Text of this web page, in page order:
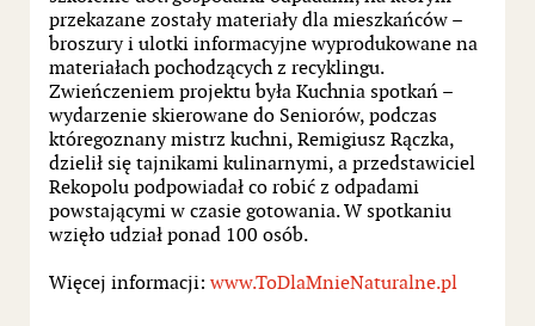
przekazane zostały materiały dla mieszkańców –
broszury i ulotki informacyjne wyprodukowane na
materiałach pochodzących z recyklingu.
Zwieńczeniem projektu była Kuchnia spotkań –
wydarzenie skierowane do Seniorów, podczas
któregoznany mistrz kuchni, Remigiusz Rączka,
dzielił się tajnikami kulinarnymi, a przedstawiciel
Rekopolu podpowiadał co robić z odpadami
powstającymi w czasie gotowania. W spotkaniu
wzięło udział ponad 100 osób.
Więcej informacji: www.ToDlaMnieNaturalne.pl